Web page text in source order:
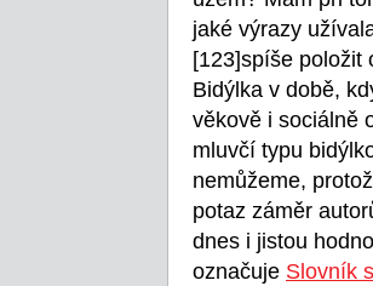
jaké výrazy
[123]spíše položit
Bidýlka v době,
věkově i sociálně
mluvčí typu
nemůžeme,
potaz záměr
dnes i jistou
označuje Slovník